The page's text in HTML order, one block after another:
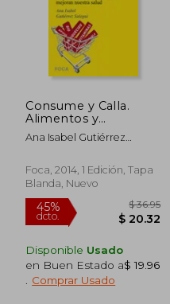
45%
dcto.
Consume y Calla.
Alimentos y
Cosméticos que
Enriquecen a la
Mejoran Nuestra
Salud (Investigación)
Ana Isabel Gutiérrez
Foca, 2014, 1 Edición, Tapa
Blanda, Nuevo
Disponible Usado
en Buen Estado a$ 19.96
Comprar Usado